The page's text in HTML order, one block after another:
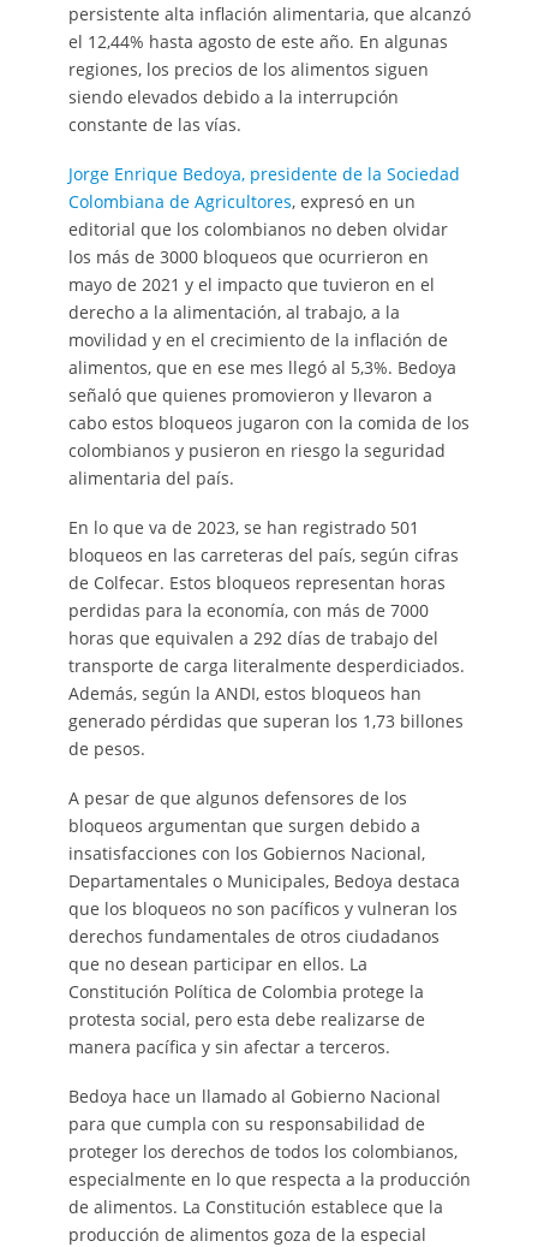
persistente alta inflación alimentaria, que alcanzó
el 12,44% hasta agosto de este año. En algunas
regiones, los precios de los alimentos siguen
siendo elevados debido a la interrupción
constante de las vías.
Jorge Enrique Bedoya, presidente de la Sociedad
Colombiana de Agricultores, expresó en un
editorial que los colombianos no deben olvidar
los más de 3000 bloqueos que ocurrieron en
mayo de 2021 y el impacto que tuvieron en el
derecho a la alimentación, al trabajo, a la
movilidad y en el crecimiento de la inflación de
alimentos, que en ese mes llegó al 5,3%. Bedoya
señaló que quienes promovieron y llevaron a
cabo estos bloqueos jugaron con la comida de los
colombianos y pusieron en riesgo la seguridad
alimentaria del país.
En lo que va de 2023, se han registrado 501
bloqueos en las carreteras del país, según cifras
de Colfecar. Estos bloqueos representan horas
perdidas para la economía, con más de 7000
horas que equivalen a 292 días de trabajo del
transporte de carga literalmente desperdiciados.
Además, según la ANDI, estos bloqueos han
generado pérdidas que superan los 1,73 billones
de pesos.
A pesar de que algunos defensores de los
bloqueos argumentan que surgen debido a
insatisfacciones con los Gobiernos Nacional,
Departamentales o Municipales, Bedoya destaca
que los bloqueos no son pacíficos y vulneran los
derechos fundamentales de otros ciudadanos
que no desean participar en ellos. La
Constitución Política de Colombia protege la
protesta social, pero esta debe realizarse de
manera pacífica y sin afectar a terceros.
Bedoya hace un llamado al Gobierno Nacional
para que cumpla con su responsabilidad de
proteger los derechos de todos los colombianos,
especialmente en lo que respecta a la producción
de alimentos. La Constitución establece que la
producción de alimentos goza de la especial